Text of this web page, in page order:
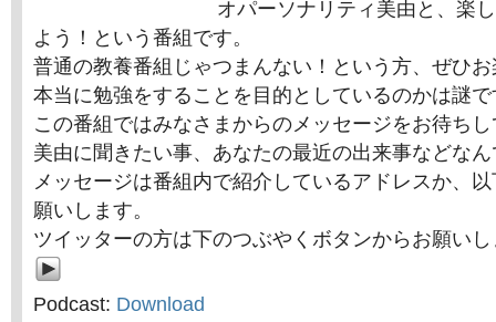
オパーソナリティ美由と、楽
よう！という番組です。
普通の教養番組じゃつまんない！という方、ぜひ
本当に勉強をすることを目的としているのかは謎で
この番組ではみなさまからのメッセージをお待ち
美由に聞きたい事、あなたの最近の出来事などな
メッセージは番組内で紹介しているアドレスか、
願いします。
ツイッターの方は下のつぶやくボタンからお願い
Podcast: Download